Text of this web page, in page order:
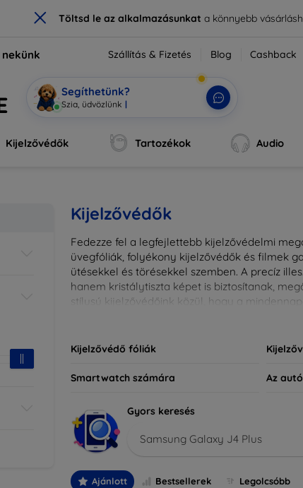
× Töltsd le az alkalmazásunkata könnyebb
Szállítás & Fizetés Blog Cashback
Segíthetünk?
Mobi|
Kijelzővédők Tartozékok Audio
Kijelzővédők
Fedezze fel a legfejlettebb kijelzővédelmi
üvegfóliák, folyékony kijelzővédők és filmek
ütésekkel és törésekkel szemben. A precíz
hanem kristálytiszta képet is biztosítanak,
stílusú kijelzővédőink közül, hogy a
Kijelzővédő fóliák
Smartwatch számára Az
Gyors keresés
Samsung Galaxy J4 Plus
Ajánlott Bestsellerek Legolcsóbb